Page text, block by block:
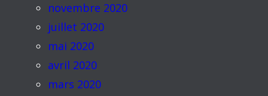
novembre 2020
juillet 2020
mai 2020
avril 2020
mars 2020